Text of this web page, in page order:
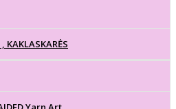
KAKLASKARĖS